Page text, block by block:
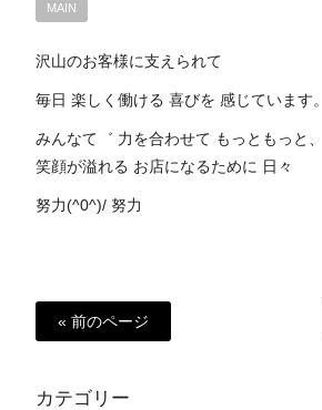
MAIN
沢山のお客様に支えられて
毎日 楽しく働ける 喜びを 感じています。
みんなて゛ 力を合わせて もっともっと、
笑顔が溢れる お店になるために 日々
努力(^0^)/ 努力
« 前のページ
カテゴリー